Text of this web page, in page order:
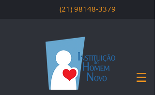
(21) 98148-3379